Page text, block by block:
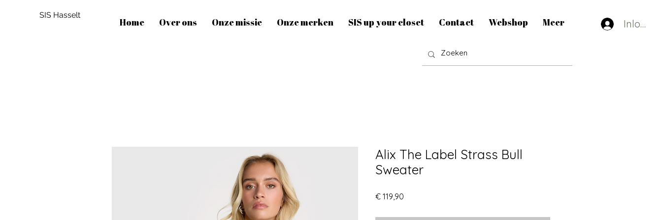
SIS Hasselt
Home Over ons Onze missie Onze merken SIS up your closet Contact Webshop Meer
Alix The Label Strass Bull
Sweater
€ 119,90